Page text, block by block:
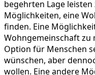
begehrten Lage
Möglichkeiten, eine
finden. Eine
Wohngemeinschaft zu
Option für Menschen
wünschen, aber
wollen. Eine andere